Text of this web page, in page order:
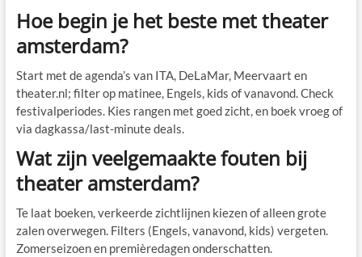
Hoe begin je het beste met theater
amsterdam?
Start met de agenda’s van ITA, DeLaMar, Meervaart en
theater.nl; filter op matinee, Engels, kids of vanavond. Check
festivalperiodes. Kies rangen met goed zicht, en boek vroeg of
via dagkassa/last-minute deals.
Wat zijn veelgemaakte fouten bij
theater amsterdam?
Te laat boeken, verkeerde zichtlijnen kiezen of alleen grote
zalen overwegen. Filters (Engels, vanavond, kids) vergeten.
Zomerseizoen en premièredagen onderschatten.